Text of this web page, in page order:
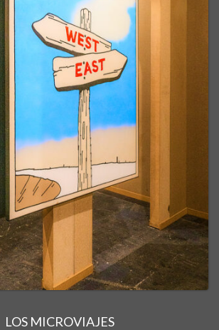
LOS MICROVIAJES